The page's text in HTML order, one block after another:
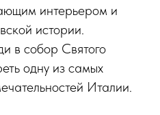
интерьером и
истории.
в собор Святого
одну из самых
Италии.